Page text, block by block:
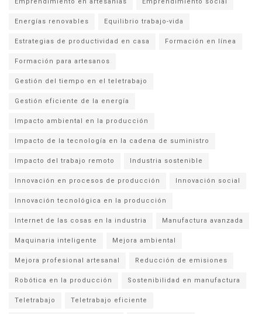
Emprendimiento en artesanías Emprendimiento social
Energías renovables Equilibrio trabajo-vida
Estrategias de productividad en casa Formación en línea
Formación para artesanos
Gestión del tiempo en el teletrabajo
Gestión eficiente de la energía
Impacto ambiental en la producción
Impacto de la tecnología en la cadena de suministro
Impacto del trabajo remoto Industria sostenible
Innovación en procesos de producción Innovación social
Innovación tecnológica en la producción
Internet de las cosas en la industria Manufactura avanzada
Maquinaria inteligente Mejora ambiental
Mejora profesional artesanal Reducción de emisiones
Robótica en la producción Sostenibilidad en manufactura
Teletrabajo Teletrabajo eficiente